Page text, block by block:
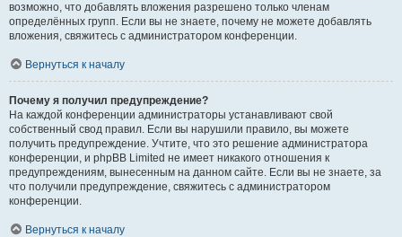
возможно, что добавлять вложения разрешено только членам
определённых групп. Если вы не знаете, почему не можете добавлять
вложения, свяжитесь с администратором конференции.
Вернуться к началу
Почему я получил предупреждение?
На каждой конференции администраторы устанавливают свой
собственный свод правил. Если вы нарушили правило, вы можете
получить предупреждение. Учтите, что это решение администратора
конференции, и phpBB Limited не имеет никакого отношения к
предупреждениям, вынесенным на данном сайте. Если вы не знаете, за
что получили предупреждение, свяжитесь с администратором
конференции.
Вернуться к началу